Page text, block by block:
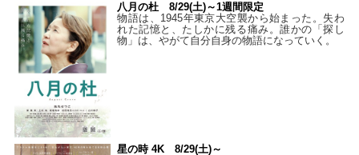
八月の杜 8/29(土)～1週間限定
物語は、1945年東京大空襲から始まった。失わ
れた記憶と、たしかに残る痛み。誰かの「探し
物」は、やがて自分自身の物語になっていく。
星の時 4K 8/29(土)～